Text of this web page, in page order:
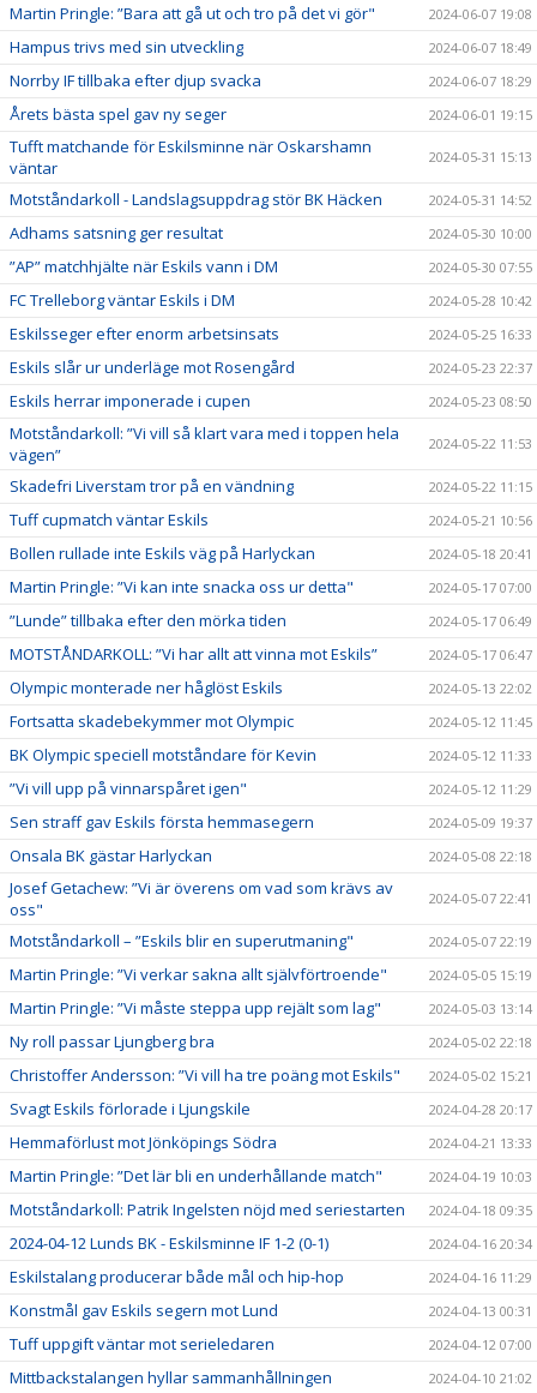
Martin Pringle: ”Bara att gå ut och tro på det vi gör" 2024-06-07 19:08
Hampus trivs med sin utveckling 2024-06-07 18:49
Norrby IF tillbaka efter djup svacka 2024-06-07 18:29
Årets bästa spel gav ny seger 2024-06-01 19:15
Tufft matchande för Eskilsminne när Oskarshamn
väntar
2024-05-31 15:13
Motståndarkoll - Landslagsuppdrag stör BK Häcken 2024-05-31 14:52
Adhams satsning ger resultat 2024-05-30 10:00
”AP” matchhjälte när Eskils vann i DM 2024-05-30 07:55
FC Trelleborg väntar Eskils i DM 2024-05-28 10:42
Eskilsseger efter enorm arbetsinsats 2024-05-25 16:33
Eskils slår ur underläge mot Rosengård 2024-05-23 22:37
Eskils herrar imponerade i cupen 2024-05-23 08:50
Motståndarkoll: ”Vi vill så klart vara med i toppen hela
vägen”
2024-05-22 11:53
Skadefri Liverstam tror på en vändning 2024-05-22 11:15
Tuff cupmatch väntar Eskils 2024-05-21 10:56
Bollen rullade inte Eskils väg på Harlyckan 2024-05-18 20:41
Martin Pringle: ”Vi kan inte snacka oss ur detta" 2024-05-17 07:00
”Lunde” tillbaka efter den mörka tiden 2024-05-17 06:49
MOTSTÅNDARKOLL: ”Vi har allt att vinna mot Eskils” 2024-05-17 06:47
Olympic monterade ner håglöst Eskils 2024-05-13 22:02
Fortsatta skadebekymmer mot Olympic 2024-05-12 11:45
BK Olympic speciell motståndare för Kevin 2024-05-12 11:33
”Vi vill upp på vinnarspåret igen" 2024-05-12 11:29
Sen straff gav Eskils första hemmasegern 2024-05-09 19:37
Onsala BK gästar Harlyckan 2024-05-08 22:18
Josef Getachew: ”Vi är överens om vad som krävs av
oss"
2024-05-07 22:41
Motståndarkoll – ”Eskils blir en superutmaning" 2024-05-07 22:19
Martin Pringle: ”Vi verkar sakna allt självförtroende" 2024-05-05 15:19
Martin Pringle: ”Vi måste steppa upp rejält som lag" 2024-05-03 13:14
Ny roll passar Ljungberg bra 2024-05-02 22:18
Christoffer Andersson: ”Vi vill ha tre poäng mot Eskils" 2024-05-02 15:21
Svagt Eskils förlorade i Ljungskile 2024-04-28 20:17
Hemmaförlust mot Jönköpings Södra 2024-04-21 13:33
Martin Pringle: ”Det lär bli en underhållande match" 2024-04-19 10:03
Motståndarkoll: Patrik Ingelsten nöjd med seriestarten 2024-04-18 09:35
2024-04-12 Lunds BK - Eskilsminne IF 1-2 (0-1) 2024-04-16 20:34
Eskilstalang producerar både mål och hip-hop 2024-04-16 11:29
Konstmål gav Eskils segern mot Lund 2024-04-13 00:31
Tuff uppgift väntar mot serieledaren 2024-04-12 07:00
Mittbackstalangen hyllar sammanhållningen 2024-04-10 21:02